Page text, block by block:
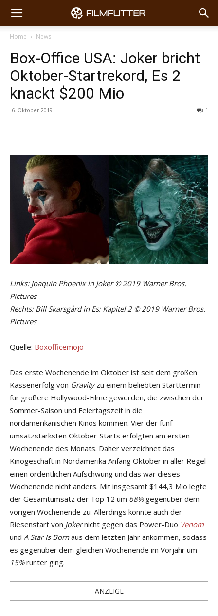
Home News
Box-Office USA: Joker bricht
Oktober-Startrekord, Es 2
knackt $200 Mio
6. Oktober 2019 1
Links: Joaquin Phoenix in Joker © 2019 Warner Bros.
Pictures
Rechts: Bill Skarsgård in Es: Kapitel 2 © 2019 Warner Bros.
Pictures
Quelle: Boxofficemojo
Das erste Wochenende im Oktober ist seit dem großen
Kassenerfolg von Gravityzu einem beliebten Starttermin
für größere Hollywood-Filme geworden, die zwischen der
Sommer-Saison und Feiertagszeit in die
nordamerikanischen Kinos kommen. Vier der fünf
umsatzstärksten Oktober-Starts erfolgten am ersten
Wochenende des Monats. Daher verzeichnet das
Kinogeschäft in Nordamerika Anfang Oktober in aller Regel
einen ordentlichen Aufschwung und das war dieses
Wochenende nicht anders. Mit insgesamt $144,3 Mio legte
der Gesamtumsatz der Top 12 um 68%gegenüber dem
vorigen Wochenende zu. Allerdings konnte auch der
Riesenstart von Jokernicht gegen das Power-Duo Venom
und A Star Is Bornaus dem letzten Jahr ankommen, sodass
es gegenüber dem gleichen Wochenende im Vorjahr um
15%runter ging.
ANZEIGE